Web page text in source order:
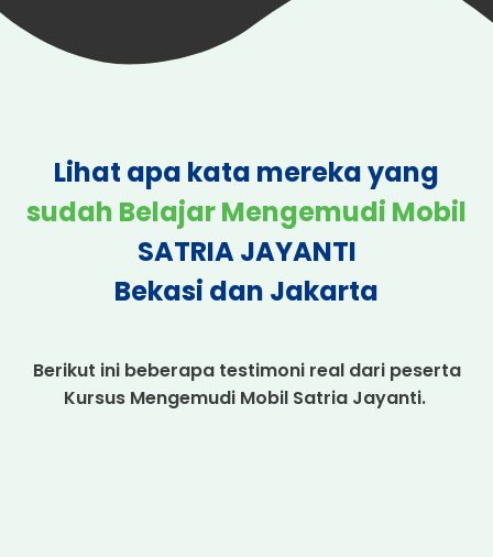
Lihat apa kata mereka yang
sudah Belajar Mengemudi Mobil
SATRIA JAYANTI
Bekasi dan Jakarta
Berikut ini beberapa testimoni real dari peserta
Kursus Mengemudi Mobil Satria Jayanti.